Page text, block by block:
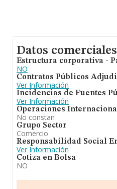
Datos comerciales
Estructura corporativa -
NO
Contratos Públicos
Ver Información
Incidencias de Fuentes
Ver Información
Operaciones
No constan
Grupo Sector
Comercio
Responsabilidad Social
Ver Información
Cotiza en Bolsa
NO